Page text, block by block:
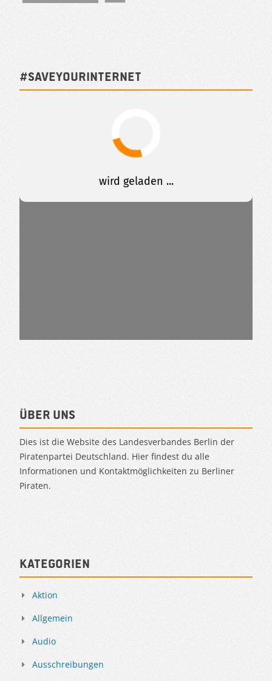
#SAVEYOURINTERNET
Über uns
Dies ist die Website des Landesverbandes Berlin der
Piratenpartei Deutschland. Hier findest du alle
Informationen und Kontaktmöglichkeiten zu Berliner
Piraten.
Kategorien
Aktion
Allgemein
Audio
Ausschreibungen